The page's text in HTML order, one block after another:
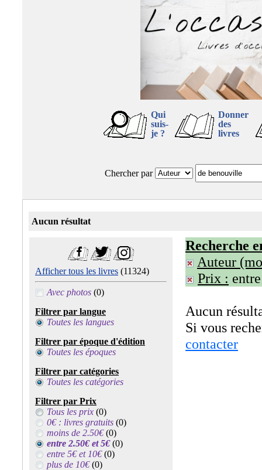
Qui
suis-
je ?
Donner
des
livres
Chercher par
Aucun résultat
Afficher tous les livres (11324)
Avec photos (0)
Filtrer par langue
Toutes les langues
Filtrer par époque d'édition
Toutes les époques
Filtrer par catégories
Toutes les catégories
Filtrer par Prix
Tous les prix (0)
0€ : livres gratuits (0)
moins de 2.50€(0)
entre 2.50€ et 5€ (0)
entre 5€ et 10€(0)
plus de 10€(0)
Recherche
Auteur
Prix :
Aucun
Si vous
contacter